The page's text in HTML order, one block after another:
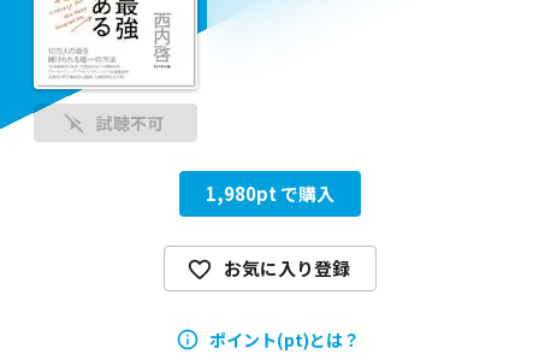
試聴不可
1,980pt で購入
お気に入り登録
ポイント(pt)とは？